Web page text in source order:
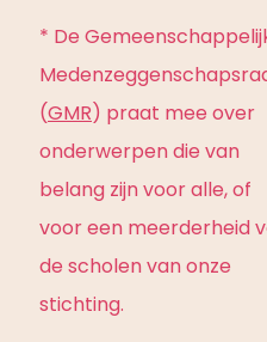
* De
(GMR) praat mee over
onderwerpen die van
belang zijn voor alle, of
voor een meerderheid
de scholen van onze
stichting.